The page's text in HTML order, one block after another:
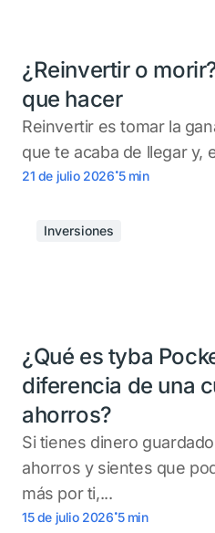
¿Reinvertir o
que hacer
Reinvertir es tomar la
que te acaba de llegar y,
21 de julio 2026.5 min
Inversiones
¿Qué es tyba
diferencia de una
ahorros?
Si tienes dinero
ahorros y sientes que
más por ti,...
15 de julio 2026.5 min